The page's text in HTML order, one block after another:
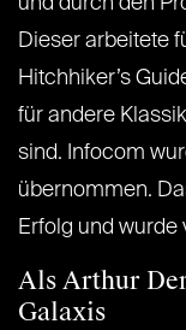
Dieser arbeitete
Hitchhiker’s
für andere
sind. Infocom
übernommen.
Erfolg und wurde
Als Arthur
Galaxis